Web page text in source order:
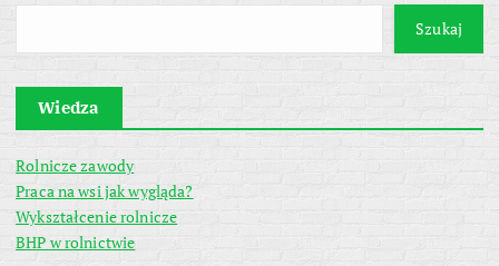
Szukaj
Wiedza
Rolnicze zawody
Praca na wsi jak wygląda?
Wykształcenie rolnicze
BHP w rolnictwie